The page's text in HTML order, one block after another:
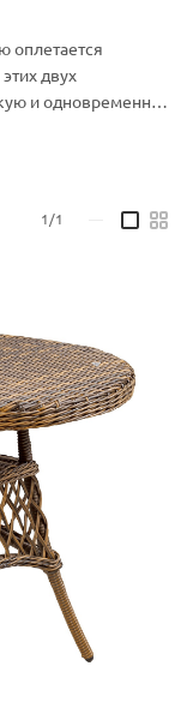
оплетается
двух
и одновременно
оставлять на
жгута.
1/1